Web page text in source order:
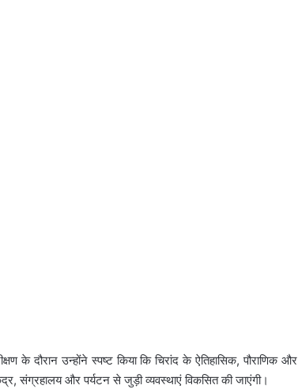
के दौरान उन्होंने स्पष्ट किया कि चिरांद के ऐतिहासिक, पौराणिक और
संग्रहालय और पर्यटन से जुड़ी व्यवस्थाएं विकसित की जाएंगी।